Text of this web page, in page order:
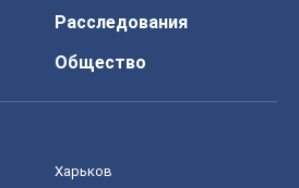
Расследования
Общество
Харьков